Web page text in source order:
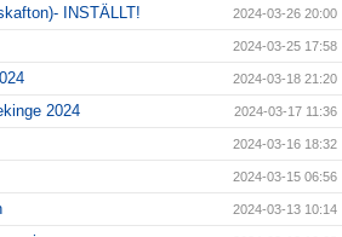
INSTÄLLT! 2024-03-26 20:00
2024-03-25 17:58
2024-03-18 21:20
2024 2024-03-17 11:36
2024-03-16 18:32
2024-03-15 06:56
2024-03-13 10:14